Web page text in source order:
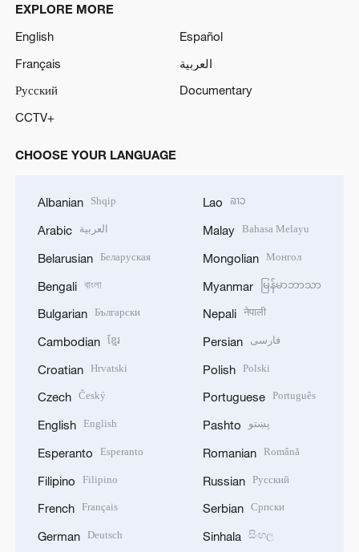
EXPLORE MORE
English
Español
Français
العربية
Русский
Documentary
CCTV+
CHOOSE YOUR LANGUAGE
Albanian Shqip
Arabic العربية
Belarusian Беларуская
Bengali বাংলা
Bulgarian Български
Cambodian ខ្មែរ
Croatian Hrvatski
Czech Český
English English
Esperanto Esperanto
Filipino Filipino
French Français
German Deutsch
Lao ລາວ
Malay Bahasa Melayu
Mongolian Монгол
Myanmar မြန်မာဘာသာ
Nepali नेपाली
Persian فارسی
Polish Polski
Portuguese Português
Pashto پښتو
Romanian Română
Russian Русский
Serbian Српски
Sinhala සිංහල